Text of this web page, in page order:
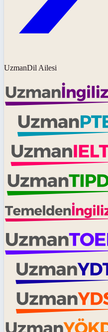
UzmanDil Ailesi